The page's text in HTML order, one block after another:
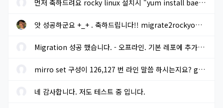
먼저 축하드려요 rocky linux 설치시 "yum install baekmuk-ttf-...
앗 성공하군요 +_+ . 축하드립니다!! migrate2rockyoffline.sh 로 파...
Migration 성공 했습니다. - 오프라인. 기본 레포에 추가적으로 extra...
mirro set 구성이 126,127 번 라인 말씀 하시는지요? gpg key sms 117...
네 감사합니다. 저도 테스트 중 입니다.